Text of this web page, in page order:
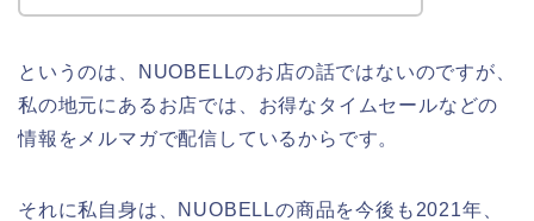
というのは、NUOBELLのお店の話ではないのですが、
私の地元にあるお店では、お得なタイムセールなどの
情報をメルマガで配信しているからです。
それに私自身は、NUOBELLの商品を今後も2021年、